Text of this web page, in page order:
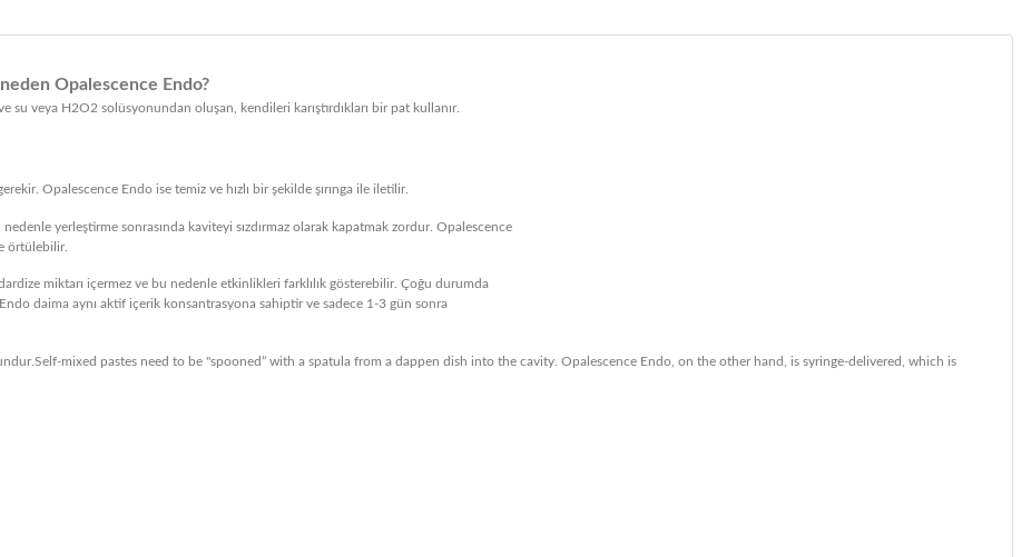
neden Opalescence Endo?
veya H2O2 solüsyonundan oluşan, kendileri karıştırdıkları bir pat kullanır.
Opalescence Endo ise temiz ve hızlı bir şekilde şırınga ile iletilir.
yerleştirme sonrasında kaviteyi sızdırmaz olarak kapatmak zordur. Opalescence
örtülebilir.
miktarı içermez ve bu nedenle etkinlikleri farklılık gösterebilir. Çoğu durumda
daima aynı aktif içerik konsantrasyona sahiptir ve sadece 1-3 gün sonra
mixed pastes need to be "spooned” with a spatula from a dappen dish into the cavity. Opalescence Endo, on the other hand, is syringe-delivered, which is